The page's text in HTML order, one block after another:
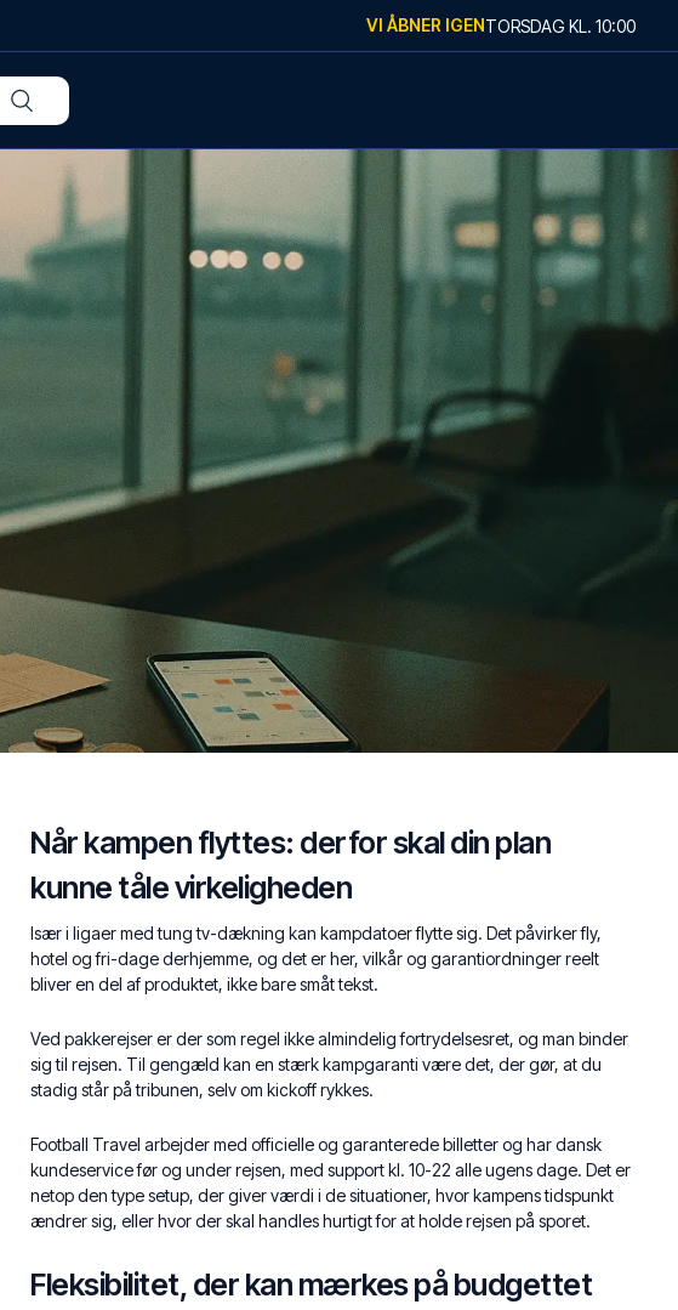
VI ÅBNER IGENTORSDAG KL. 10:00
Når kampen flyttes: derfor skal din plan
kunne tåle virkeligheden
Især i ligaer med tung tv-dækning kan kampdatoer flytte sig. Det påvirker fly,
hotel og fri-dage derhjemme, og det er her, vilkår og garantiordninger reelt
bliver en del af produktet, ikke bare småt tekst.
Ved pakkerejser er der som regel ikke almindelig fortrydelsesret, og man binder
sig til rejsen. Til gengæld kan en stærk kampgaranti være det, der gør, at du
stadig står på tribunen, selv om kickoff rykkes.
Football Travel arbejder med officielle og garanterede billetter og har dansk
kundeservice før og under rejsen, med support kl. 10-22 alle ugens dage. Det er
netop den type setup, der giver værdi i de situationer, hvor kampens tidspunkt
ændrer sig, eller hvor der skal handles hurtigt for at holde rejsen på sporet.
Fleksibilitet, der kan mærkes på budgettet